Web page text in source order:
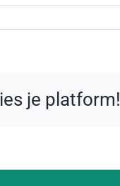
je platform!